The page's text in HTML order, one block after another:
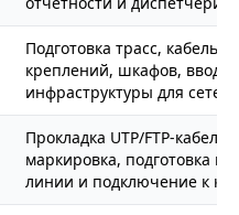
Подготовка трасс, кабель-
креплений, шкафов,
инфраструктуры для
Прокладка UTP/FTP-
маркировка, подготовка к
линии и подключение к